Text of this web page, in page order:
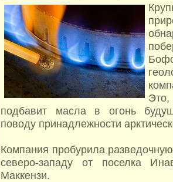
подбавит масла в огонь
поводу принадлежности
Компания пробурила
северо-западу от поселка
Маккензи.